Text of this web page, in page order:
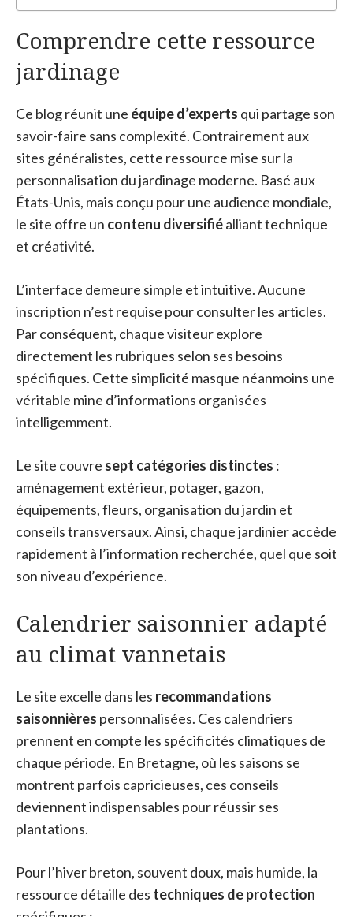
Comprendre cette ressource
jardinage
Ce blog réunit une équipe d’experts qui partage son
savoir-faire sans complexité. Contrairement aux
sites généralistes, cette ressource mise sur la
personnalisation du jardinage moderne. Basé aux
États-Unis, mais conçu pour une audience mondiale,
le site offre un contenu diversifiéalliant technique
et créativité.
L’interface demeure simple et intuitive. Aucune
inscription n’est requise pour consulter les articles.
Par conséquent, chaque visiteur explore
directement les rubriques selon ses besoins
spécifiques. Cette simplicité masque néanmoins une
véritable mine d’informations organisées
intelligemment.
Le site couvre sept catégories distinctes :
aménagement extérieur, potager, gazon,
équipements, fleurs, organisation du jardin et
conseils transversaux. Ainsi, chaque jardinier accède
rapidement à l’information recherchée, quel que soit
son niveau d’expérience.
Calendrier saisonnier adapté
au climat vannetais
Le site excelle dans les recommandations
saisonnières personnalisées. Ces calendriers
prennent en compte les spécificités climatiques de
chaque période. En Bretagne, où les saisons se
montrent parfois capricieuses, ces conseils
deviennent indispensables pour réussir ses
plantations.
Pour l’hiver breton, souvent doux, mais humide, la
ressource détaille des techniques de protection